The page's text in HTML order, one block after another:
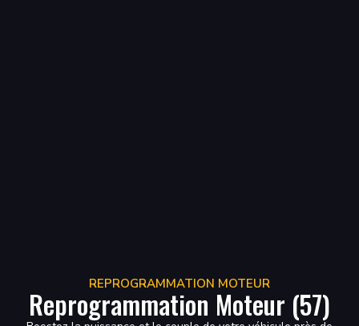
REPROGRAMMATION MOTEUR
Reprogrammation Moteur (57)